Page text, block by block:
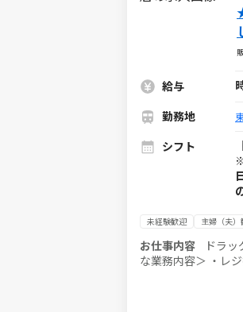
給与
勤務地
シフト
未経験歓迎 主婦（夫）
お仕事内容
ドラッ
な業務内容＞ ・レ